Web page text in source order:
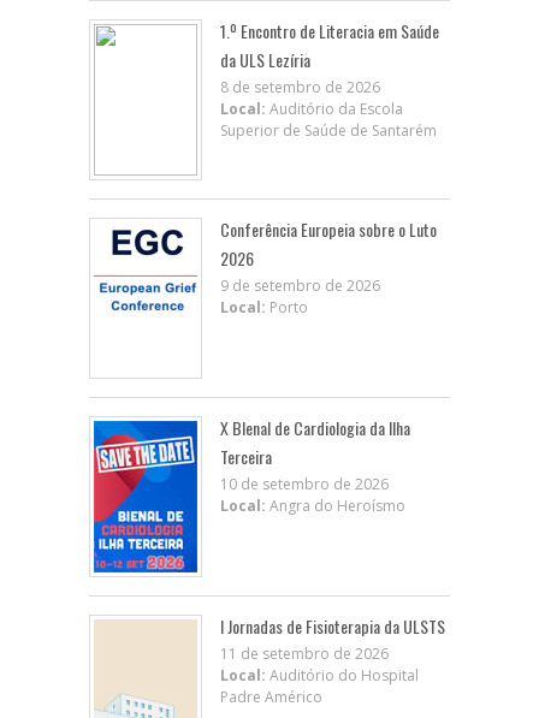
1.º Encontro de Literacia em Saúde
da ULS Lezíria
8 de setembro de 2026
Local: Auditório da Escola
Superior de Saúde de Santarém
Conferência Europeia sobre o Luto
2026
9 de setembro de 2026
Local: Porto
X BIenal de Cardiologia da Ilha
Terceira
10 de setembro de 2026
Local: Angra do Heroísmo
I Jornadas de Fisioterapia da ULSTS
11 de setembro de 2026
Local: Auditório do Hospital
Padre Américo